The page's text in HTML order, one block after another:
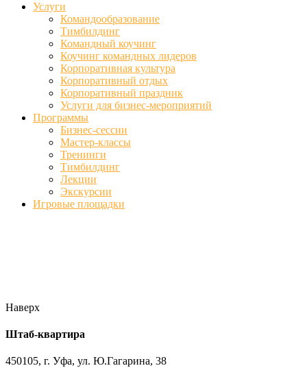
Услуги
Командообразование
Тимбилдинг
Командный коучинг
Коучинг командных лидеров
Корпоративная культура
Корпоративный отдых
Корпоративный праздник
Услуги для бизнес-мероприятий
Программы
Бизнес-сессии
Мастер-классы
Тренинги
Тимбилдинг
Лекции
Экскурсии
Игровые площадки
Наверх
Штаб-квартира
450105, г. Уфа, ул. Ю.Гагарина, 38